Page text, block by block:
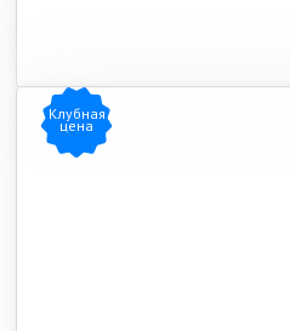
Клубная
цена